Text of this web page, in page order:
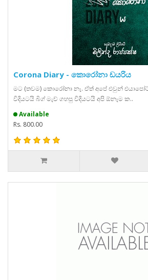
Corona Diary - කොරෝනා ඩයරිය
මට (තවම) කොරෝනා නෑ. ඒත් අපේ එවුන්
විදියටයි බිග් මැච් ගහපු විදියටයි අපි ඕනෑම ක..
Available
Rs. 800.00